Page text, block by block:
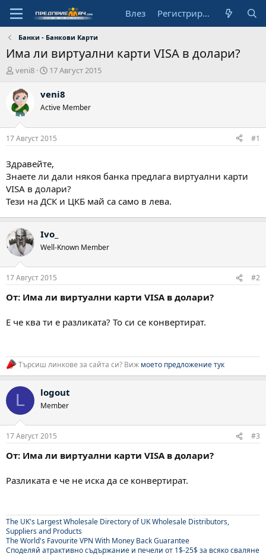
Влез Регистрирай се
Банки - Банкови Карти
Има ли виртуални карти VISA в долари?
А
т
о
р
veni8
Н
ч
а
л
а
д
т
а
17 Август 2015
veni8
Active Member
17 Август 2015 #1
Здравейте,
Знаете ли дали някоя банка предлага виртуални карти
VISA в долари?
Тези на ДСК и ЦКБ май са само в лева.
Ivo_
Well-Known Member
17 Август 2015 #2
От: Има ли виртуални карти VISA в долари?
Е че ква ти е разликата? То си се конвертират.
Търсиш линкове за сайта си? Виж моето предложение тук
L logout
Member
17 Август 2015 #3
От: Има ли виртуални карти VISA в долари?
Разликата е че не иска да се конвертират.
The UK's Largest Wholesale Directory of UK Wholesale Distributors,
Suppliers and Products
The World's Favourite VPN With Money Back Guarantee
Споделяй атрактивно съдържание и печели от 1$-25$ за всяко сваляне